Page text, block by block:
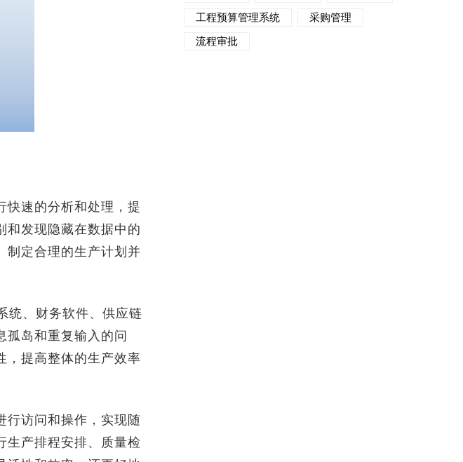
速的分析和处理，提
和发现隐藏在数据中的
制定合理的生产计划并
、财务软件、供应链
孤岛和重复输入的问
，提高整体的生产效率
访问和操作，实现随
生产排程安排、质量检
工程预算管理系统
采购管理
流程审批